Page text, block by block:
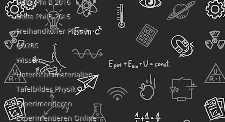
Delta Phi B 2015
Freihandkoffer Physik
CO2BS
Wissen
Unterrichtsmaterialien
Tafelbilder Physik
Experimentieren
Experimentieren Online